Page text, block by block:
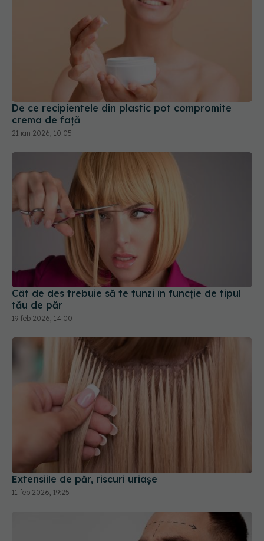
De ce recipientele din plastic pot compromite
crema de față
21 ian 2026, 10:05
Cât de des trebuie să te tunzi în funcție de tipul
tău de păr
19 feb 2026, 14:00
Extensiile de păr, riscuri uriașe
11 feb 2026, 19:25